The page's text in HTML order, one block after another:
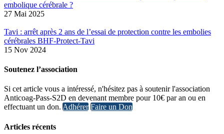
embolique cérébrale ?
27 Mai 2025
Tavi : arrêt après 2 ans de l’essai de protection contre les embolies
cérébrales BHF-Protect-Tavi
15 Nov 2024
Soutenez l’association
Si cet article vous a intéressé, n'hésitez pas à soutenir l'association
Anticoag-Pass-S2D en devenant membre pour 10€ par an ou en
effectuant un don. Adhérer Faire un Don
Articles récents